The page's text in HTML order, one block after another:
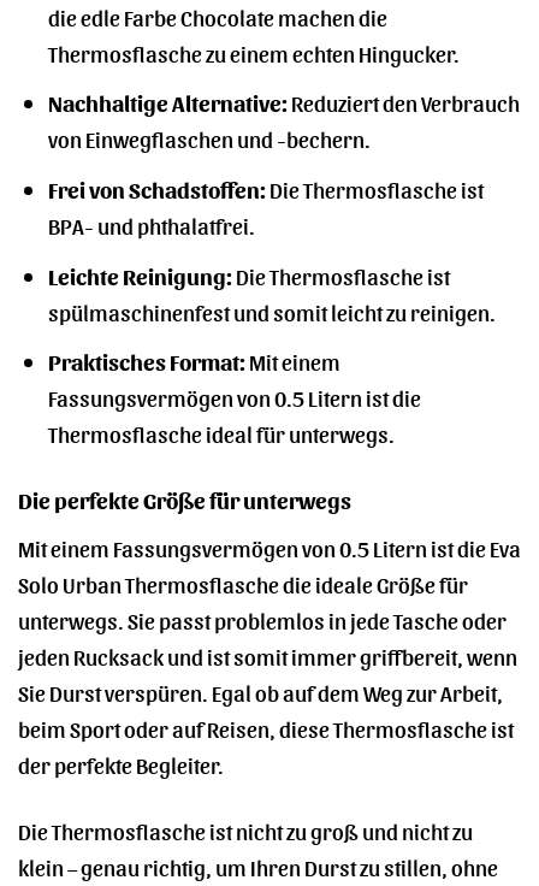
die edle Farbe Chocolate machen die
Thermosflasche zu einem echten Hingucker.
Nachhaltige Alternative:Reduziert den Verbrauch
von Einwegflaschen und -bechern.
Frei von Schadstoffen:Die Thermosflasche ist
BPA- und phthalatfrei.
Leichte Reinigung:Die Thermosflasche ist
spülmaschinenfest und somit leicht zu reinigen.
Praktisches Format:Mit einem
Fassungsvermögen von 0.5 Litern ist die
Thermosflasche ideal für unterwegs.
Die perfekte Größe für unterwegs
Mit einem Fassungsvermögen von 0.5 Litern ist die Eva
Solo Urban Thermosflasche die ideale Größe für
unterwegs. Sie passt problemlos in jede Tasche oder
jeden Rucksack und ist somit immer griffbereit, wenn
Sie Durst verspüren. Egal ob auf dem Weg zur Arbeit,
beim Sport oder auf Reisen, diese Thermosflasche ist
der perfekte Begleiter.
Die Thermosflasche ist nicht zu groß und nicht zu
klein – genau richtig, um Ihren Durst zu stillen, ohne